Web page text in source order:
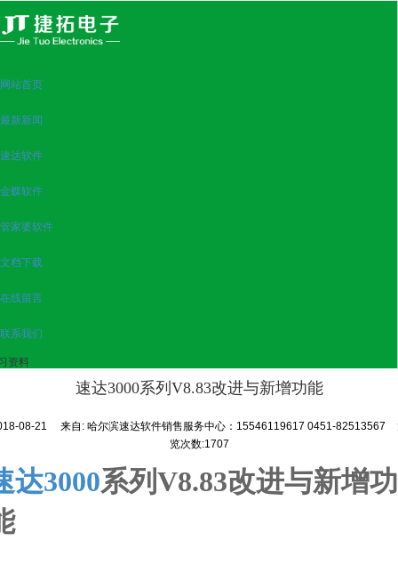
网站首页
最新新闻
速达软件
金蝶软件
管家婆软件
文档下载
在线留言
联系我们
资料
速达3000系列V8.83改进与新增功能
08-21 来自: 哈尔滨速达软件销售服务中心：15546119617 0451-82513567
览次数:1707
达3000系列V8.83改进与新增功